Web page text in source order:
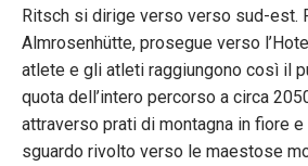
Ritsch si dirige verso verso sud-est.
Almrosenhütte, prosegue verso
atlete e gli atleti raggiungono così il
quota dell’intero percorso a circa
attraverso prati di montagna in fiore
sguardo rivolto verso le maestose